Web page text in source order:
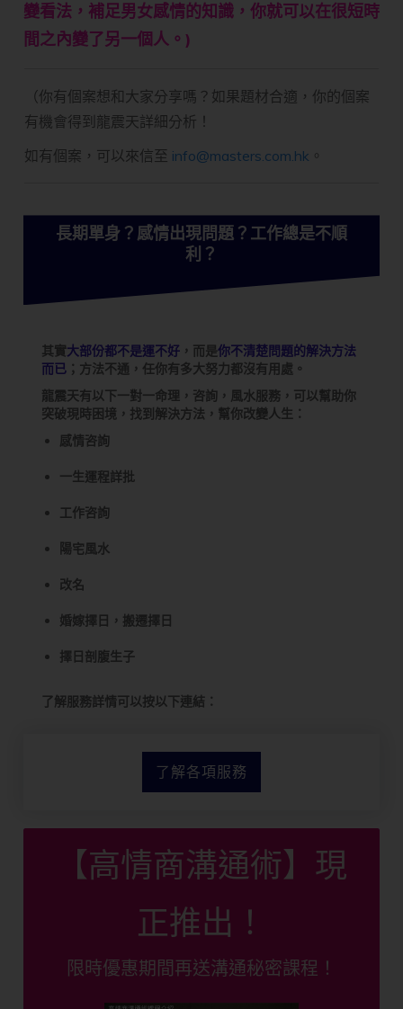
變看法，補足男女感情的知識，你就可以在很短時
間之內變了另一個人。)
（你有個案想和大家分享嗎？如果題材合適，你的個案
有機會得到龍震天詳細分析！
如有個案，可以來信至 info@masters.com.hk 。
長期單身？感情出現問題？工作總是不順
利？
其實大部份都不是運不好 ，而是你不清楚問題的解決方法
而已 ；方法不通，任你有多大努力都沒有用處。
龍震天有以下一對一命理，咨詢，風水服務，可以幫助你
突破現時困境，找到解決方法，幫你改變人生：
感情咨詢
一生運程詳批
工作咨詢
陽宅風水
改名
婚嫁擇日，搬遷擇日
擇日剖腹生子
了解服務詳情可以按以下連結：
了解各項服務
【高情商溝通術】現
正推出！
限時優惠期間再送溝通秘密課程！